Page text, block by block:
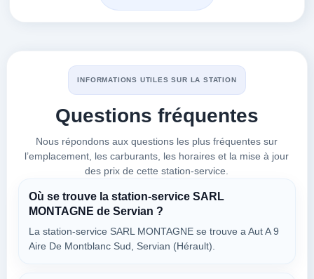
EOR VIAS
Avenue De Béziers
VOIR LES PRIX
à 7.94 km
1 Avenue De La Deveze
INFORMATIONS UTILES SUR LA STATION
Questions fréquentes
Nous répondons aux questions les plus fréquentes sur
l’emplacement, les carburants, les horaires et la mise à jour
des prix de cette station-service.
Où se trouve la station-service SARL
MONTAGNE de Servian ?
La station-service SARL MONTAGNE se trouve a Aut A 9
Aire De Montblanc Sud, Servian (Hérault).